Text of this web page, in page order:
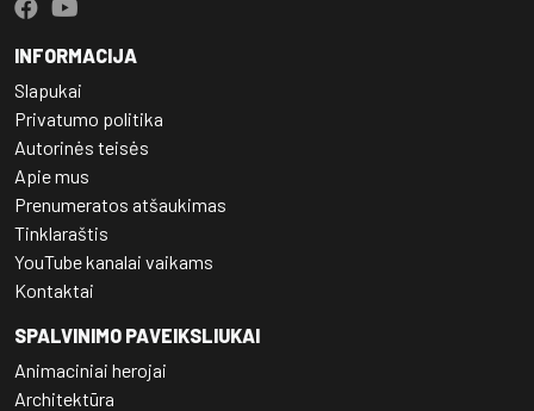
INFORMACIJA
Slapukai
Privatumo politika
Autorinės teisės
Apie mus
Prenumeratos atšaukimas
Tinklaraštis
YouTube kanalai vaikams
Kontaktai
SPALVINIMO PAVEIKSLIUKAI
Animaciniai herojai
Architektūra